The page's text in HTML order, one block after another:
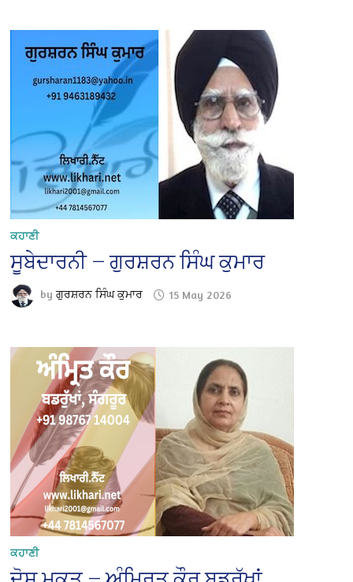
ਕਹਾਣੀ
ਸੂਬੇਦਾਰਨੀ — ਗੁਰਸ਼ਰਨ ਸਿੰਘ ਕੁਮਾਰ
byਗੁਰਸ਼ਰਨ ਸਿੰਘ ਕੁਮਾਰ 15 May 2026
ਕਹਾਣੀ